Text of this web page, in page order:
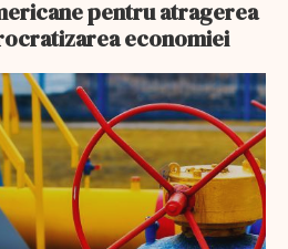
pentru atragerea
economiei